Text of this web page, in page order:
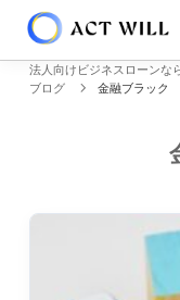
法人向けビジネスローンな
ブログ
金融ブラック